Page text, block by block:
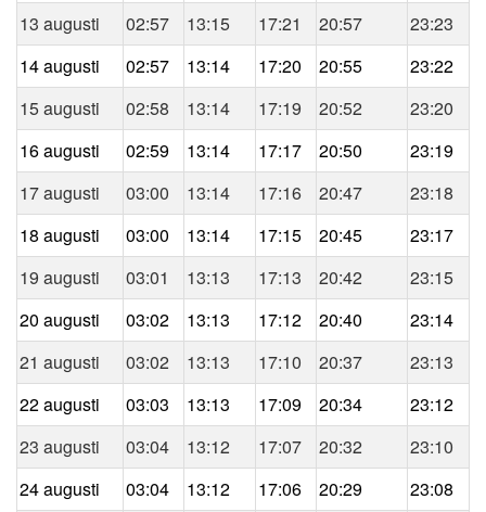
13 augusti
02:57 13:15 17:21 20:57
23:23
14 augusti
02:57 13:14 17:20 20:55
23:22
15 augusti
02:58 13:14 17:19 20:52
23:20
16 augusti
02:59 13:14 17:17 20:50
23:19
17 augusti
03:00 13:14 17:16 20:47
23:18
18 augusti
03:00 13:14 17:15 20:45
23:17
19 augusti
03:01 13:13 17:13 20:42
23:15
20 augusti
03:02 13:13 17:12 20:40
23:14
21 augusti
03:02 13:13 17:10 20:37
23:13
22 augusti
03:03 13:13 17:09 20:34
23:12
23 augusti
03:04 13:12 17:07 20:32
23:10
24 augusti
03:04 13:12 17:06 20:29 23:08